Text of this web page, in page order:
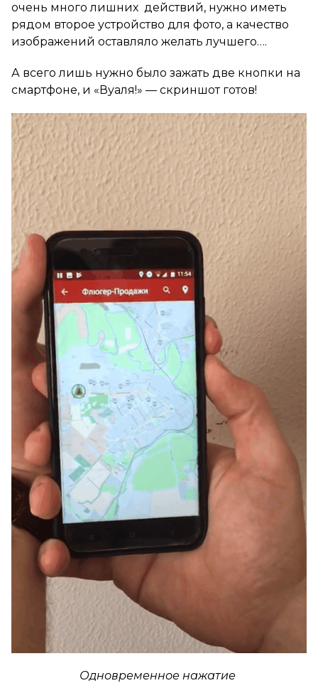
очень много лишних действий, нужно иметь
рядом второе устройство для фото, а качество
изображений оставляло желать лучшего….
А всего лишь нужно было зажать две кнопки на
смартфоне, и «Вуаля!» — скриншот готов!
Одновременное нажатие